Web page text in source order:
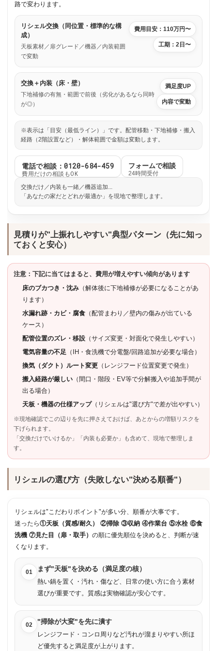
路で変わります。
リシェル交換（同位置・標準的な構
成）
天板素材／扉グレード／機器／内装範囲
で変動
費用目安：110万円〜
工期：2日〜
交換＋内装（床・壁）
下地補修の有無・範囲で前後（劣化があるなら同時
が◎）
満足度UP
内容で変動
※表示は「目安（最低ライン）」です。配管移動・下地補修・搬入
経路（2階設置など）・解体範囲で金額は変動します。
電話で相談：0120-684-459
費用だけの相談もOK
フォームで相談
24時間受付
交換だけ／内装も一緒／機器追加...
「あなたの家だとどれが最適か」を現地で整理します。
見積りが"上振れしやすい"典型パターン（先に知っ
ておくと安心）
注意：下記に当てはまると、費用が増えやすい傾向があります
床のブカつき・沈み （解体後に下地補修が必要になることがあ
ります）
水漏れ跡・カビ・腐食 （配管まわり／壁内の傷みが出ている
ケース）
配管位置のズレ・移設 （サイズ変更・対面化で発生しやすい）
電気容量の不足 （IH・食洗機で分電盤/回路追加が必要な場合）
換気（ダクト）ルート変更 （レンジフード位置変更で発生）
搬入経路が厳しい （間口・階段・EV等で分解搬入や追加手間が
出る場合）
天板・機器の仕様アップ（リシェルは"選び方"で差が出やすい）
※現地確認でこの辺りを先に押さえておけば、あとからの増額リスクを
下げられます。
「交換だけでいけるか」「内装も必要か」も含めて、現地で整理しま
す。
リシェルの選び方（失敗しない"決める順番"）
リシェルは"こだわりポイント"が多い分、順番が大事です。
迷ったら①天板（質感/耐久） ②掃除 ③収納 ④作業台 ⑤水栓 ⑥食
洗機 ⑦見た目（扉・取手） の順に優先順位を決めると、判断が速
くなります。
01 まず"天板"を決める（満足度の核）
熱い鍋を置く・汚れ・傷など、日常の使い方に合う素材
選びが重要です。質感は実物確認が安心です。
02 "掃除が大変"を先に潰す
レンジフード・コンロ周りなど汚れが溜まりやすい所ほ
ど優先すると満足度が上がります。